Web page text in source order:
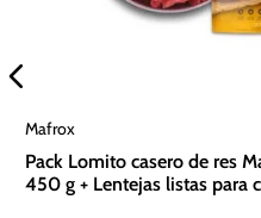
Mafrox
Pack Lomito casero de res
450 g + Lentejas listas para